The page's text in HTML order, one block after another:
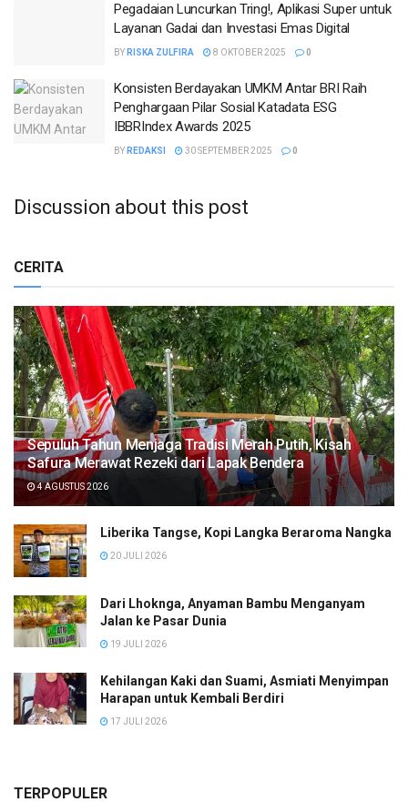
Pegadaian Luncurkan Tring!, Aplikasi Super untuk
Layanan Gadai dan Investasi Emas Digital
BY RISKA ZULFIRA 8 OKTOBER 2025 0
Konsisten Berdayakan UMKM Antar BRI Raih
Penghargaan Pilar Sosial Katadata ESG
IBBRIndex Awards 2025
BY REDAKSI 30 SEPTEMBER 2025 0
Discussion about this post
CERITA
Sepuluh Tahun Menjaga Tradisi Merah Putih, Kisah
Safura Merawat Rezeki dari Lapak Bendera
4 AGUSTUS 2026
Liberika Tangse, Kopi Langka Beraroma Nangka
20 JULI 2026
Dari Lhoknga, Anyaman Bambu Menganyam
Jalan ke Pasar Dunia
19 JULI 2026
Kehilangan Kaki dan Suami, Asmiati Menyimpan
Harapan untuk Kembali Berdiri
17 JULI 2026
TERPOPULER